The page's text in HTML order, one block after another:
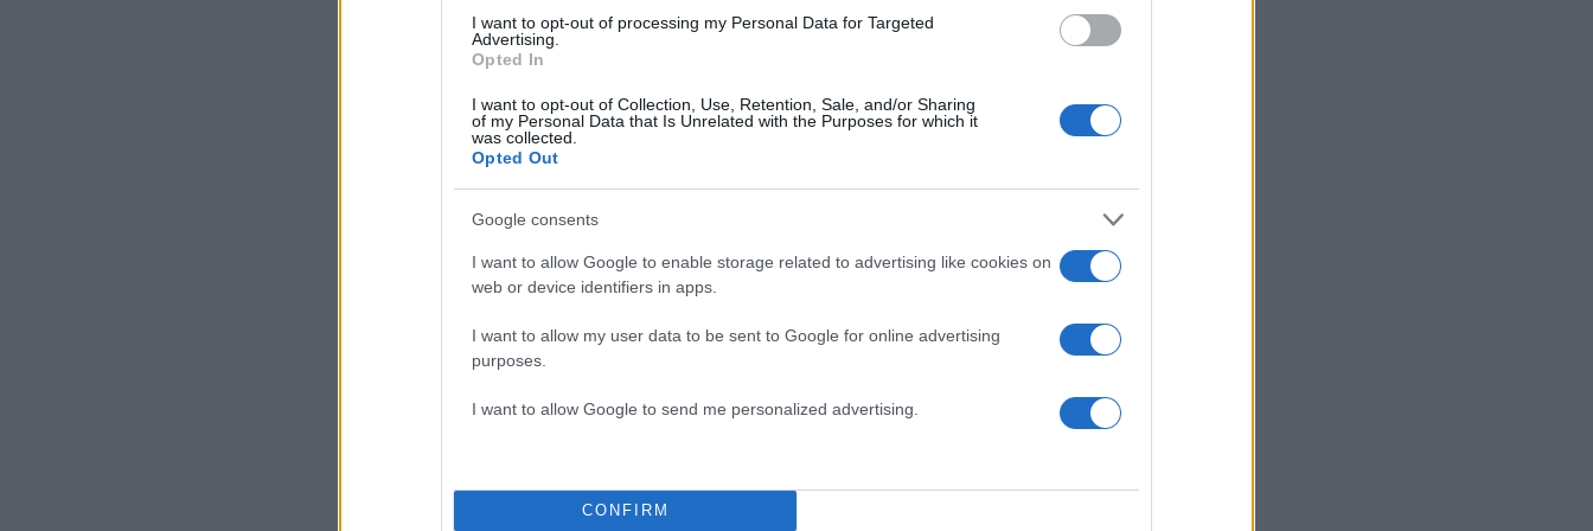
I want to opt-out of processing my Personal Data for Targeted
Advertising.
Opted In
I want to opt-out of Collection, Use, Retention, Sale, and/or Sharing
of my Personal Data that Is Unrelated with the Purposes for which it
was collected.
Opted Out
Google consents
I want to allow Google to enable storage related to advertising like cookies on
web or device identifiers in apps.
I want to allow my user data to be sent to Google for online advertising
purposes.
I want to allow Google to send me personalized advertising.
CONFIRM